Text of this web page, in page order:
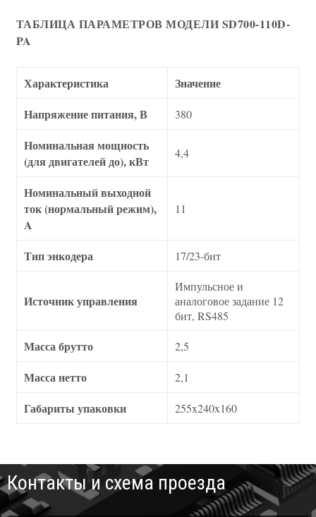
ТАБЛИЦА ПАРАМЕТРОВ МОДЕЛИ SD700-110D-
PA
Характеристика
Значение
Напряжение питания, В
380
Номинальная мощность
(для двигателей до), кВт
4,4
Номинальный выходной
ток (нормальный режим),
A
11
Тип энкодера 17/23-бит
Источник управления
Импульсное и
аналоговое задание 12
бит, RS485
Масса брутто 2,5
Масса нетто 2,1
Габариты упаковки 255x240x160
Контакты и схема проезда